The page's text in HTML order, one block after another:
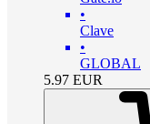
•
Clave
•
GLOBAL
5.97 EUR